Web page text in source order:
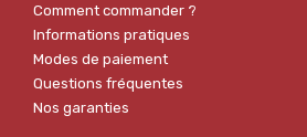
Comment commander ?
Informations pratiques
Modes de paiement
Questions fréquentes
Nos garanties